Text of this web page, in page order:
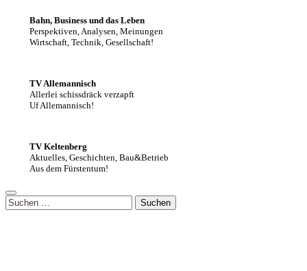
Bahn, Business und das Leben
Perspektiven, Analysen, Meinungen
Wirtschaft, Technik, Gesellschaft!
TV Allemannisch
Allerlei schissdräck verzapft
Uf Allemannisch!
TV Keltenberg
Aktuelles, Geschichten, Bau&Betrieb
Aus dem Fürstentum!
Suchen
nach: